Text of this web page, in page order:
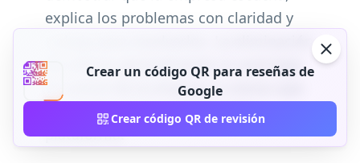
explica los problemas con claridad y
de críticas generalmente no está bajo
el control de la empresa a menos que
la revisión viole la política de la
plataforma.
Crear un código QR para reseñas de
Google
Crear código QR de revisión